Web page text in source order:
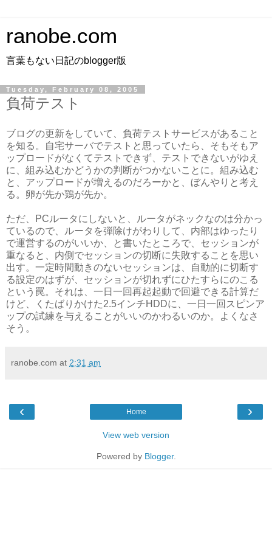
ranobe.com
言葉もない日記のblogger版
Tuesday, February 08, 2005
負荷テスト
ブログの更新をしていて、負荷テストサービスがあること
を知る。自宅サーバでテストと思っていたら、そもそもア
ップロードがなくてテストできず、テストできないがゆえ
に、組み込むかどうかの判断がつかないことに。組み込む
と、アップロードが増えるのだろーかと、ぼんやりと考え
る。卵が先か鶏が先か。
ただ、PCルータにしないと、ルータがネックなのは分かっ
ているので、ルータを弾除けがわりして、内部はゆったり
で運営するのがいいか、と書いたところで、セッションが
重なると、内側でセッションの切断に失敗することを思い
出す。一定時間動きのないセッションは、自動的に切断す
る設定のはずが、セッションが切れずにひたすらにのこる
という罠。それは、一日一回再起起動で回避できる計算だ
けど、くたばりかけた2.5インチHDDに、一日一回スピンア
ップの試練を与えることがいいのかわるいのか。よくなさ
そう。
ranobe.com at 2:31 am
‹ ›
Home
View web version
Powered by Blogger.